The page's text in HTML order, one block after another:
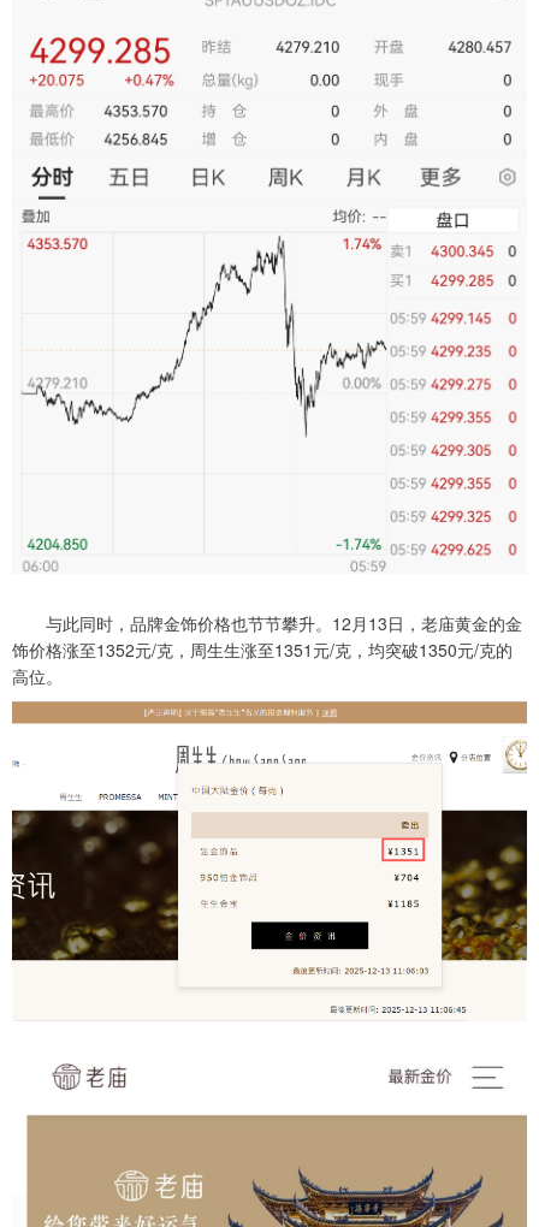
与此同时，品牌金饰价格也节节攀升。12月13日，老庙黄金的金
饰价格涨至1352元/克，周生生涨至1351元/克，均突破1350元/克的
高位。